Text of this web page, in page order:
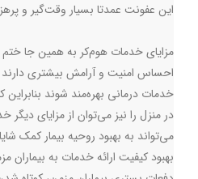
این عفونت عمدتا بسیار وقت‌گیر و
مزایای خدمات هوم‌کر به همین جا ختم
احساس امنیت و آرامش بیشتری دارند و
خدمات درمانی بهره‌مند شوند
در منزل را نیز می‌توان از مزایای
می‌تواند به بهبود روحیه بیمار کمک
بهبود کیفیت ارائه خدمات به بیماران